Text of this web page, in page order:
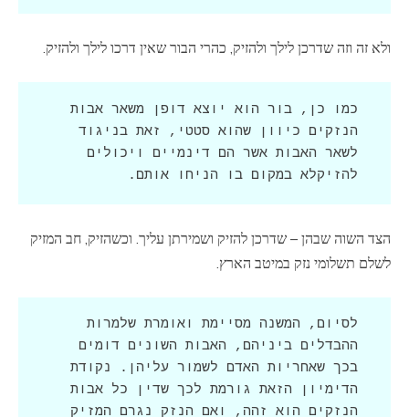
ולא זה וזה שדרכן לילך ולהזיק, כהרי הבור שאין דרכו לילך ולהזיק.
כמו כן, בור הוא יוצא דופן משאר אבות
הנזקים כיוון שהוא סטטי, זאת בניגוד
להזיקלא במקום בו הניחו אותם.
הצד השוה שבהן – שדרכן להזיק ושמירתן עליך. וכשהזיק, חב המזיק
לשלם תשלומי נזק במיטב הארץ.
לסיום, המשנה מסיימת ואומרת שלמרות
בכך שאחריות האדם לשמור עליהן. נקודת
הדימיון הזאת גורמת לכך שדין כל אבות